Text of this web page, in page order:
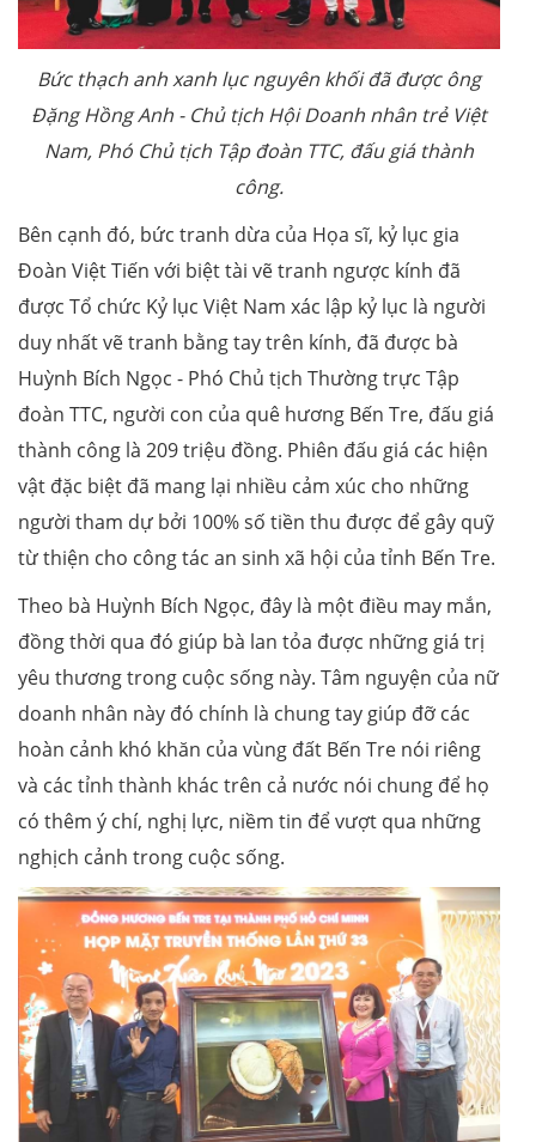
Bức thạch anh xanh lục nguyên khối đã được ông
Đặng Hồng Anh - Chủ tịch Hội Doanh nhân trẻ Việt
Nam, Phó Chủ tịch Tập đoàn TTC, đấu giá thành
công.
Bên cạnh đó, bức tranh dừa của Họa sĩ, kỷ lục gia
Đoàn Việt Tiến với biệt tài vẽ tranh ngược kính đã
được Tổ chức Kỷ lục Việt Nam xác lập kỷ lục là người
duy nhất vẽ tranh bằng tay trên kính, đã được bà
Huỳnh Bích Ngọc - Phó Chủ tịch Thường trực Tập
đoàn TTC, người con của quê hương Bến Tre, đấu giá
thành công là 209 triệu đồng. Phiên đấu giá các hiện
vật đặc biệt đã mang lại nhiều cảm xúc cho những
người tham dự bởi 100% số tiền thu được để gây quỹ
từ thiện cho công tác an sinh xã hội của tỉnh Bến Tre.
Theo bà Huỳnh Bích Ngọc, đây là một điều may mắn,
đồng thời qua đó giúp bà lan tỏa được những giá trị
yêu thương trong cuộc sống này. Tâm nguyện của nữ
doanh nhân này đó chính là chung tay giúp đỡ các
hoàn cảnh khó khăn của vùng đất Bến Tre nói riêng
và các tỉnh thành khác trên cả nước nói chung để họ
có thêm ý chí, nghị lực, niềm tin để vượt qua những
nghịch cảnh trong cuộc sống.